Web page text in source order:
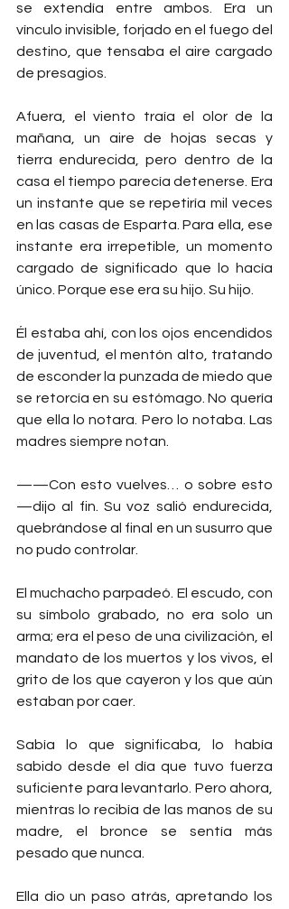
se extendía entre ambos. Era un
vínculo invisible, forjado en el fuego del
destino, que tensaba el aire cargado
de presagios.
Afuera, el viento traía el olor de la
mañana, un aire de hojas secas y
tierra endurecida, pero dentro de la
casa el tiempo parecía detenerse. Era
un instante que se repetiría mil veces
en las casas de Esparta. Para ella, ese
instante era irrepetible, un momento
cargado de significado que lo hacía
único. Porque ese era su hijo. Su hijo.
Él estaba ahí, con los ojos encendidos
de juventud, el mentón alto, tratando
de esconder la punzada de miedo que
se retorcía en su estómago. No quería
que ella lo notara. Pero lo notaba. Las
madres siempre notan.
——Con esto vuelves… o sobre esto
—dijo al fin. Su voz salió endurecida,
quebrándose al final en un susurro que
no pudo controlar.
El muchacho parpadeó. El escudo, con
su símbolo grabado, no era solo un
arma; era el peso de una civilización, el
mandato de los muertos y los vivos, el
grito de los que cayeron y los que aún
estaban por caer.
Sabía lo que significaba, lo había
sabido desde el día que tuvo fuerza
suficiente para levantarlo. Pero ahora,
mientras lo recibía de las manos de su
madre, el bronce se sentía más
pesado que nunca.
Ella dio un paso atrás, apretando los